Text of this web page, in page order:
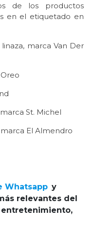
de los productos
en el etiquetado en
marca Van Der
St. Michel
El Almendro
Whatsapp y
relevantes del